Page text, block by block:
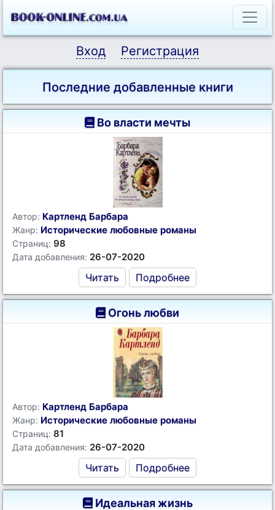
Вход Регистрация
Последние добавленные книги
Во власти мечты
Автор: Картленд Барбара
Жанр: Исторические любовные романы
Страниц: 98
Дата добавления: 26-07-2020
Читать Подробнее
Огонь любви
Автор: Картленд Барбара
Жанр: Исторические любовные романы
Страниц: 81
Дата добавления: 26-07-2020
Читать Подробнее
Идеальная жизнь